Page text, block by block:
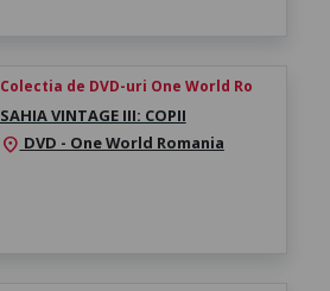
Colectia de DVD-uri One World Ro
SAHIA VINTAGE III: COPII
location_on DVD - One World Romania